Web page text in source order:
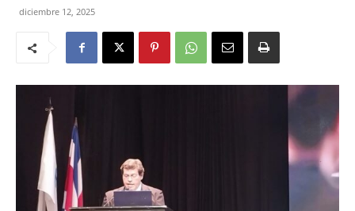
diciembre 12, 2025